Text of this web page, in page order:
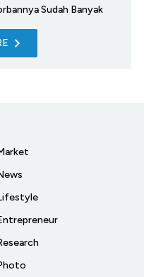
Sudah Banyak